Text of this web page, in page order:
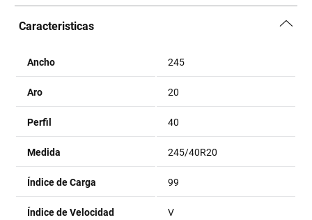
Caracteristicas
Ancho 245
Aro 20
Perfil 40
Medida 245/40R20
Índice de Carga 99
Índice de Velocidad V